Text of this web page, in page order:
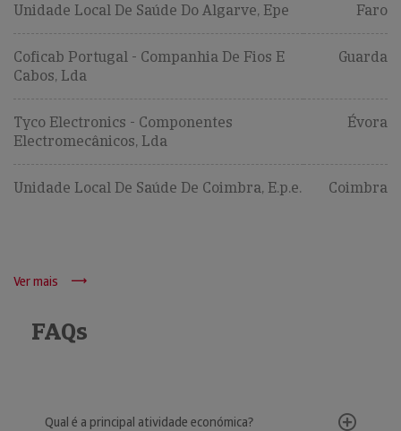
Unidade Local De Saúde Do Algarve, Epe Faro
Coficab Portugal - Companhia De Fios E
Cabos, Lda
Guarda
Tyco Electronics - Componentes
Electromecânicos, Lda
Évora
Unidade Local De Saúde De Coimbra, E.p.e. Coimbra
Ver mais
FAQs
Qual é a principal atividade económica?